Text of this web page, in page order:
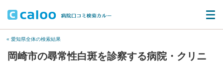
« 愛知県全体の検索結果
岡崎市の尋常性白斑を診察する病院・クリニ